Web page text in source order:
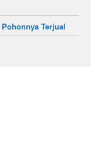
Terjual